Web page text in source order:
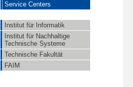
Service Centers
Institut für Informatik
Institut für Nachhaltige
Technische Systeme
Technische Fakultät
FAIM